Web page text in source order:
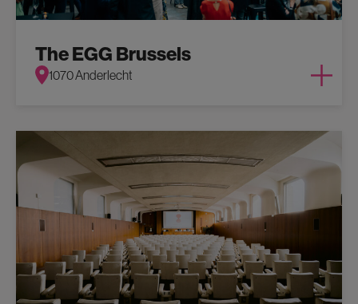
The EGG Brussels
1070 Anderlecht